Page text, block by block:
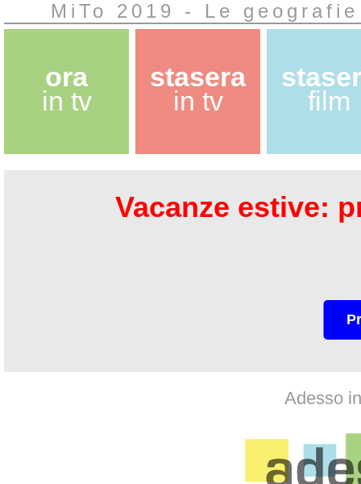
MiTo 2019 - Le
ora
in tv
stasera
in tv
film
Vacanze estive:
Adesso